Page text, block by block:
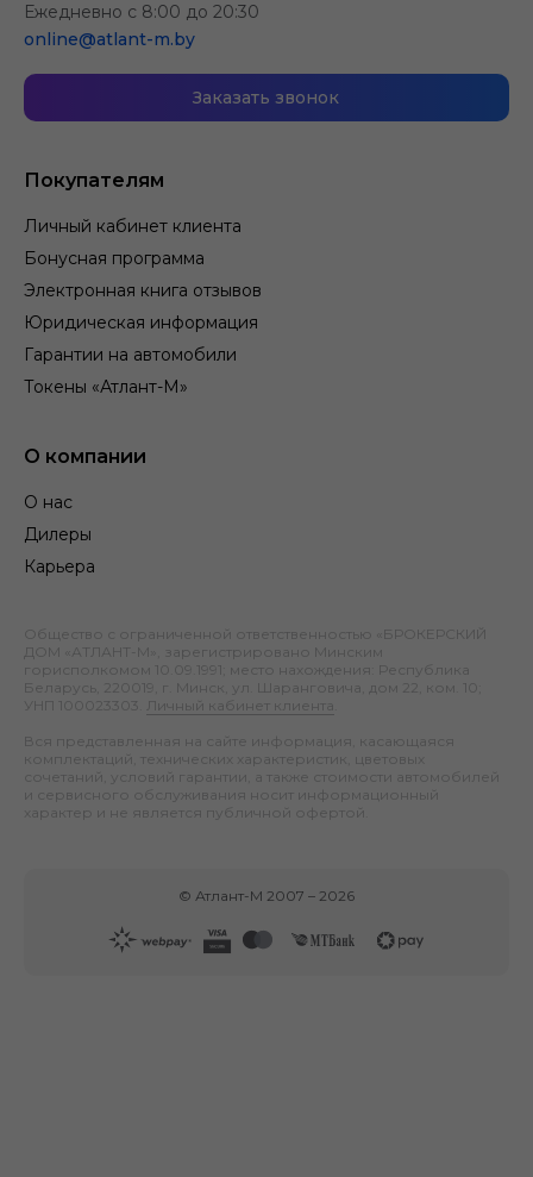
Покупателям
Личный кабинет клиента
Бонусная программа
Электронная книга отзывов
Юридическая информация
Гарантии на автомобили
Токены «Атлант-М»
О компании
О нас
Дилеры
Карьера
Ежедневно с 8:00 до 20:30
online@atlant-m.by
Заказать звонок
Общество с ограниченной ответственностью «БРОКЕРСКИЙ
ДОМ «АТЛАНТ-М», зарегистрировано Минским
горисполкомом 10.09.1991; место нахождения: Республика
Беларусь, 220019, г. Минск, ул. Шаранговича, дом 22, ком. 10;
УНП 100023303.
Личный кабинет клиента
Вся представленная на сайте информация, касающаяся
комплектаций, технических характеристик, цветовых
сочетаний, условий гарантии, а также стоимости автомобилей
и сервисного обслуживания носит информационный
характер и не является публичной офертой.
© Атлант-М 2007 – 2026